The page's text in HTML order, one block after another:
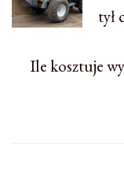
wpisu
tył
Ile kosztuje